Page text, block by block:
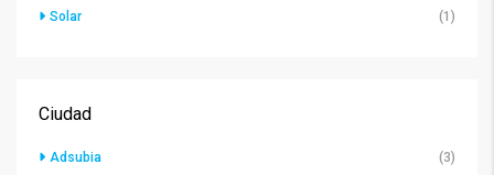
Solar
(1)
Ciudad
Adsubia
(3)